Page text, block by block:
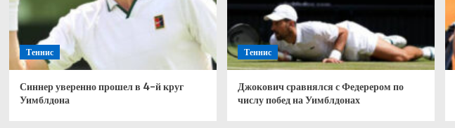
Теннис
Синнер уверенно прошел в 4-й круг
Уимблдона
Теннис
Джокович сравнялся с Федерером по
числу побед на Уимблдонах